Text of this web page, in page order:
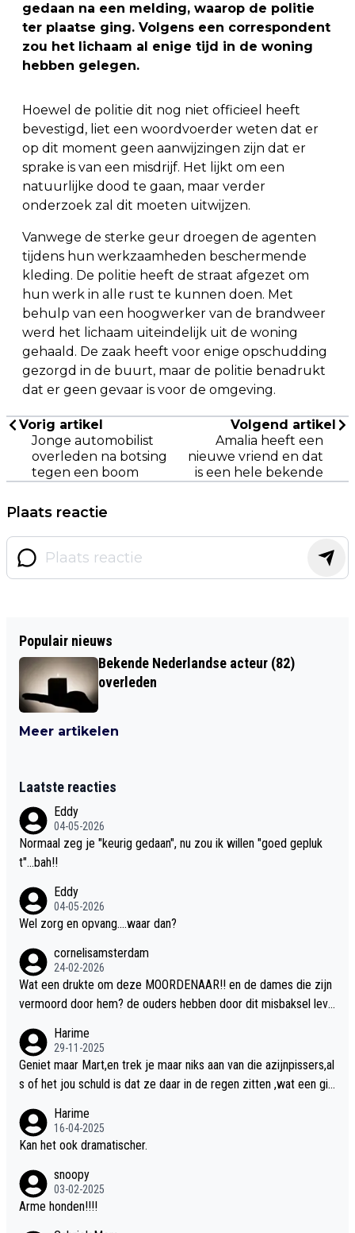
gedaan na een melding, waarop de politie
ter plaatse ging. Volgens een correspondent
zou het lichaam al enige tijd in de woning
hebben gelegen.
Hoewel de politie dit nog niet officieel heeft
bevestigd, liet een woordvoerder weten dat er
op dit moment geen aanwijzingen zijn dat er
sprake is van een misdrijf. Het lijkt om een
natuurlijke dood te gaan, maar verder
onderzoek zal dit moeten uitwijzen.
Vanwege de sterke geur droegen de agenten
tijdens hun werkzaamheden beschermende
kleding. De politie heeft de straat afgezet om
hun werk in alle rust te kunnen doen. Met
behulp van een hoogwerker van de brandweer
werd het lichaam uiteindelijk uit de woning
gehaald. De zaak heeft voor enige opschudding
gezorgd in de buurt, maar de politie benadrukt
dat er geen gevaar is voor de omgeving.
Vorig artikel
Jonge automobilist
overleden na botsing
tegen een boom
Volgend artikel
Amalia heeft een
nieuwe vriend en dat
is een hele bekende
Plaats reactie
Populair nieuws
Bekende Nederlandse acteur (82)
overleden
Meer artikelen
Laatste reacties
Eddy
04-05-2026
Normaal zeg je "keurig gedaan", nu zou ik willen "goed gepluk
t"...bah!!
Eddy
04-05-2026
Wel zorg en opvang....waar dan?
cornelisamsterdam
24-02-2026
Wat een drukte om deze MOORDENAAR!! en de dames die zijn
vermoord door hem? de ouders hebben door dit misbaksel leve
t!!
Harime
29-11-2025
Geniet maar Mart,en trek je maar niks aan van die azijnpissers,al
s of het jou schuld is dat ze daar in de regen zitten ,wat een gill
Harime
16-04-2025
Kan het ook dramatischer.
snoopy
03-02-2025
Arme honden!!!!